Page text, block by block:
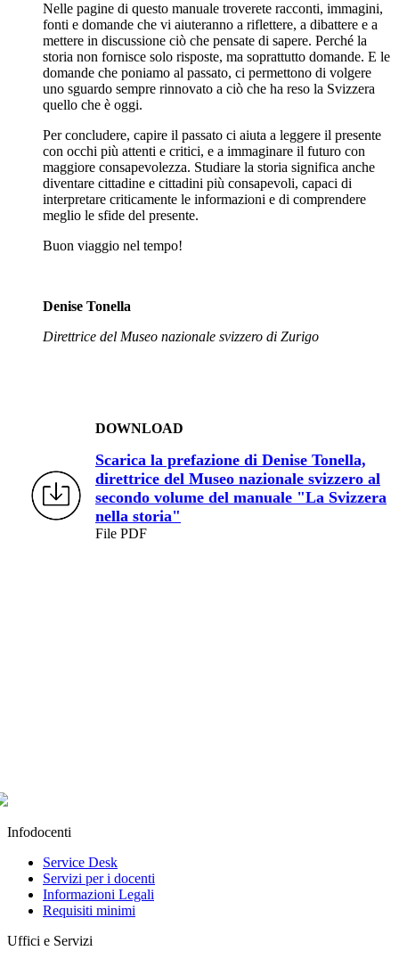
Nelle pagine di questo manuale troverete racconti, immagini,
fonti e domande che vi aiuteranno a riflettere, a dibattere e a
mettere in discussione ciò che pensate di sapere. Perché la
storia non fornisce solo risposte, ma soprattutto domande. E le
domande che poniamo al passato, ci permettono di volgere
uno sguardo sempre rinnovato a ciò che ha reso la Svizzera
quello che è oggi.
Per concludere, capire il passato ci aiuta a leggere il presente
con occhi più attenti e critici, e a immaginare il futuro con
maggiore consapevolezza. Studiare la storia significa anche
diventare cittadine e cittadini più consapevoli, capaci di
interpretare criticamente le informazioni e di comprendere
meglio le sfide del presente.
Buon viaggio nel tempo!
Denise Tonella
Direttrice del Museo nazionale svizzero di Zurigo
DOWNLOAD
Sc​​​arica la prefazione di Denise Tonella,
direttrice del Museo nazionale svizzero al
secondo volume del manuale "La Svizzera
nella storia"
File PDF​
Infodocenti
Service Desk
Servizi per i docenti
Informazioni Legali
Requisiti minimi
Uffici e Servizi